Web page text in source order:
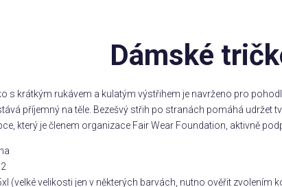
Dámské
s krátkým rukávem a kulatým výstřihem je navrženo pro
příjemný na těle. Bezešvý střih po stranách pomáhá
který je členem organizace Fair Wear Foundation, aktivně
(velké velikosti jen v některých barvách, nutno ověřit zvolením